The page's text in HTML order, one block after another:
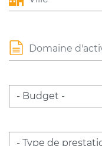
Domaine d'activité
Budget
Type de prestations